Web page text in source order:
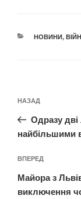
КАТЕГОРІЇ
НОВИНИ,
записів
Попередній
запис:
НАЗАД
Одразу дві
найбільшими
Наступний
запис
ВПЕРЕД
Майора з
виключення